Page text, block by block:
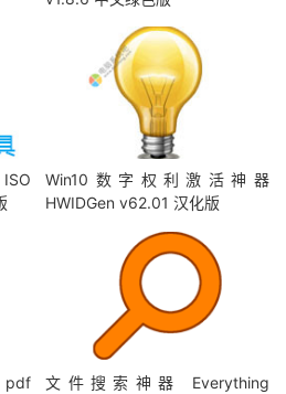
Win10数字权利激活神器
HWIDGen v62.01 汉化版
文件搜索神器 Everything